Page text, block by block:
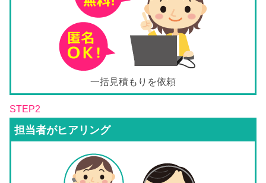
一括見積もりを依頼
STEP2
担当者がヒアリング